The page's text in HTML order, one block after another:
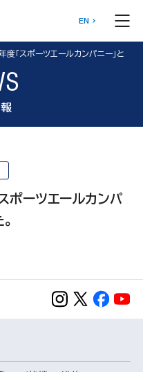
EN
「スポーツエールカンパニー」と
ポーツエールカンパ